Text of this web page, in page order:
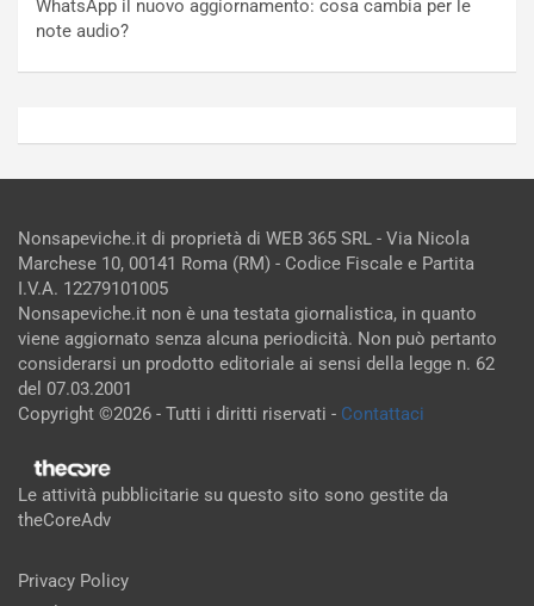
WhatsApp il nuovo aggiornamento: cosa cambia per le
note audio?
Nonsapeviche.it di proprietà di WEB 365 SRL - Via Nicola
Marchese 10, 00141 Roma (RM) - Codice Fiscale e Partita
I.V.A. 12279101005
Nonsapeviche.it non è una testata giornalistica, in quanto
viene aggiornato senza alcuna periodicità. Non può pertanto
considerarsi un prodotto editoriale ai sensi della legge n. 62
del 07.03.2001
Copyright ©2026 - Tutti i diritti riservati - Contattaci
Le attività pubblicitarie su questo sito sono gestite da
theCoreAdv
Privacy Policy